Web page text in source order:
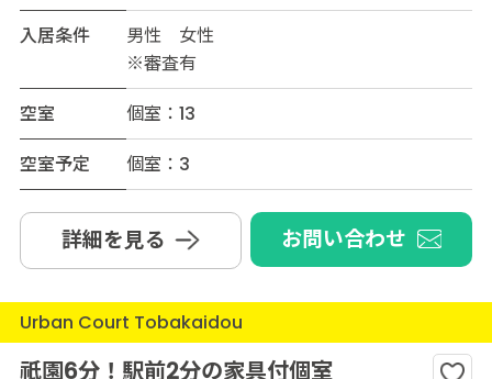
入居条件
男性 女性
※審査有
空室
個室：13
空室予定
個室：3
詳細を見る お問い合わせ
Urban Court Tobakaidou
祇園6分！駅前2分の家具付個室